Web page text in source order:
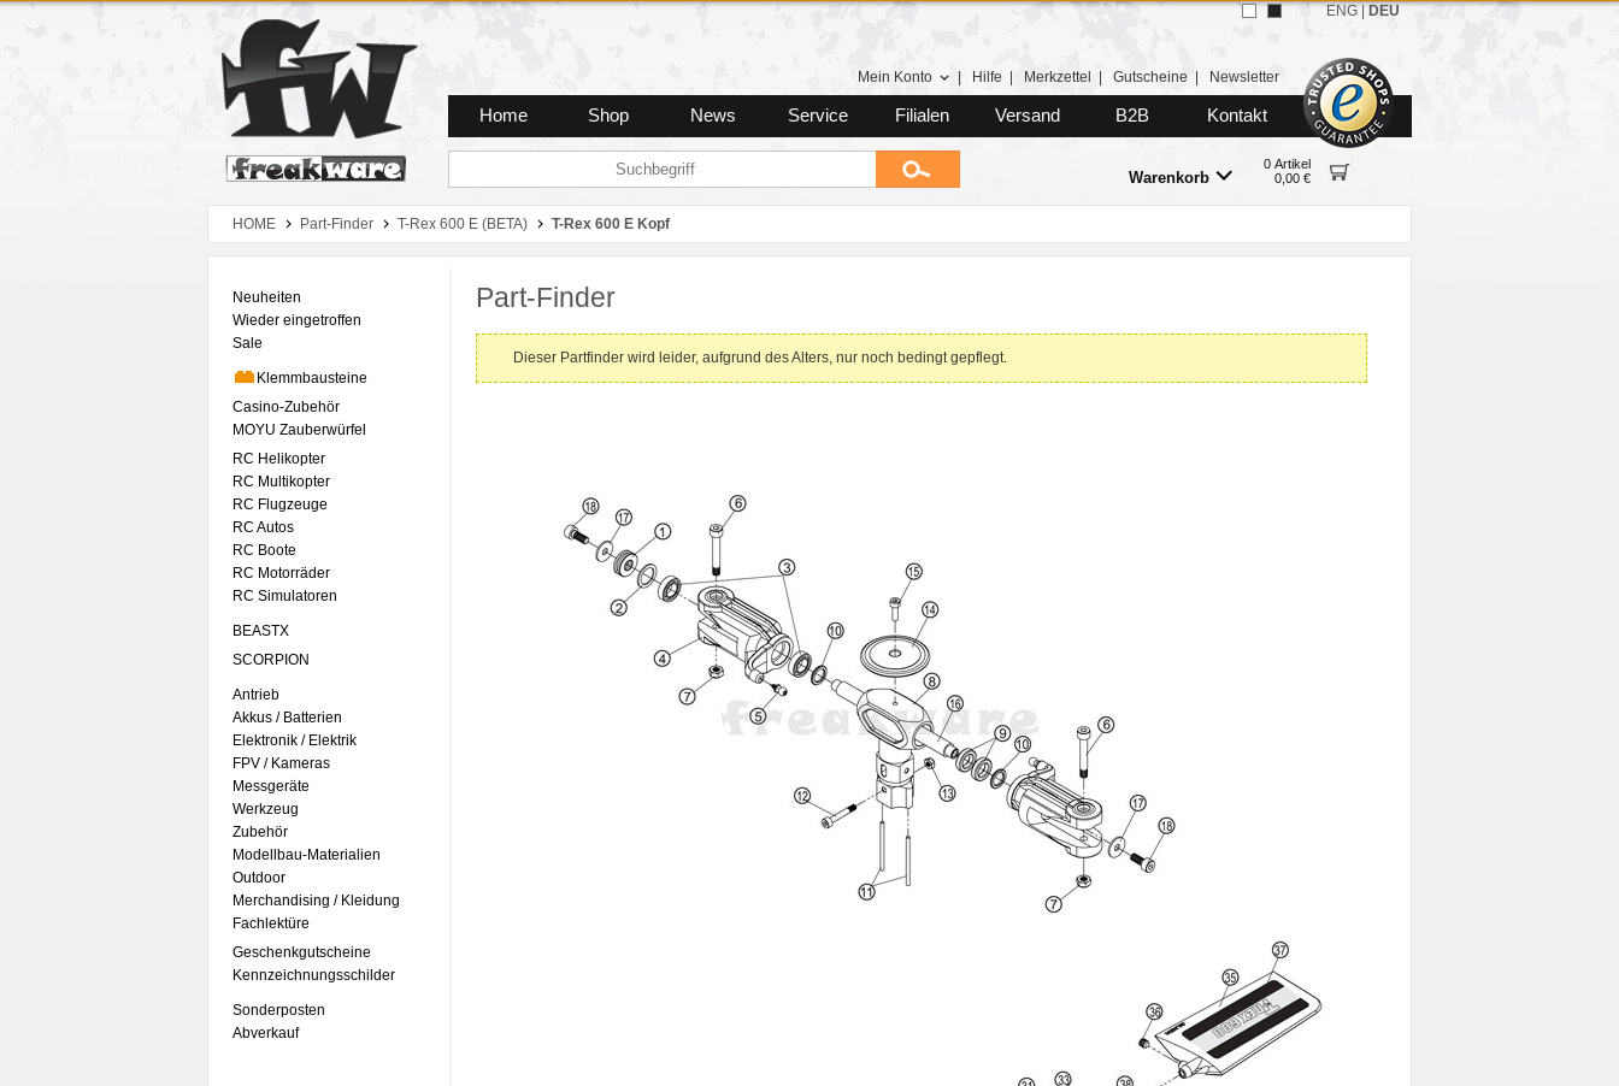
Zum Hauptmenue
Zum Seiteninhalt
Zum Warenkob
Mein Konto Hilfe Merkzettel Gutscheine Newsletter
Home Shop News Service Filialen Versand B2B Kontakt
Warenkorb
0 Artikel
0,00 €
ENG DEU
HOME Part-Finder T-Rex 600 E (BETA) T-Rex 600 E Kopf
Neuheiten
Wieder eingetroffen
Sale
Klemmbausteine
Casino-Zubehör
MOYU Zauberwürfel
RC Helikopter
RC Multikopter
RC Flugzeuge
RC Autos
RC Boote
RC Motorräder
RC Simulatoren
BEASTX
SCORPION
Antrieb
Akkus / Batterien
Elektronik / Elektrik
FPV / Kameras
Messgeräte
Werkzeug
Zubehör
Modellbau-Materialien
Outdoor
Merchandising / Kleidung
Fachlektüre
Geschenkgutscheine
Kennzeichnungsschilder
Sonderposten
Abverkauf
Part-Finder
Dieser Partfinder wird leider, aufgrund des Alters, nur noch bedingt gepflegt.